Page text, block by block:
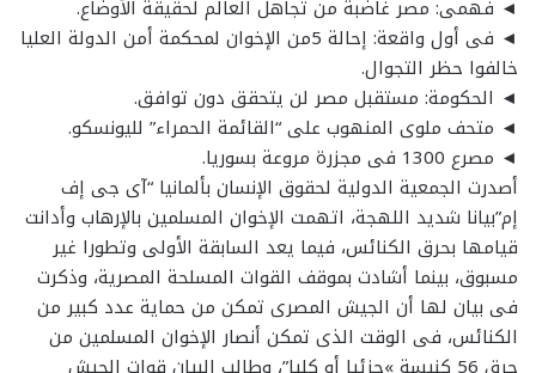
◄ فهمى: مصر غاضبة من تجاهل العالم لحقيقة الأوضاع.
◄ فى أول واقعة: إحالة 5من الإخوان لمحكمة أمن الدولة العليا
خالفوا حظر التجوال.
◄ الحكومة: مستقبل مصر لن يتحقق دون توافق.
◄ متحف ملوى المنهوب على “القائمة الحمراء” لليونسكو.
◄ مصرع 1300 فى مجزرة مروعة بسوريا.
أصدرت الجمعية الدولية لحقوق الإنسان بألمانيا‮ “‬آى جى إف
إم”بيانا شديد اللهجة،‮ ‬اتهمت الإخوان المسلمين بالإرهاب وأدانت
قيامها بحرق الكنائس،‮ ‬فيما يعد السابقة الأولى وتطورا‮ ‬غير
مسبوق،‮ ‬بينما أشادت بموقف القوات المسلحة المصرية،‮ ‬وذكرت
فى بيان لها أن الجيش المصرى تمكن من حماية عدد كبير من
الكنائس،‮ ‬فى الوقت الذى تمكن أنصار الإخوان المسلمين من